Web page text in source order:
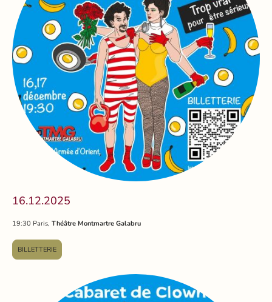
16.12.2025
19:30 Paris, Théâtre Montmartre Galabru
BILLETTERIE